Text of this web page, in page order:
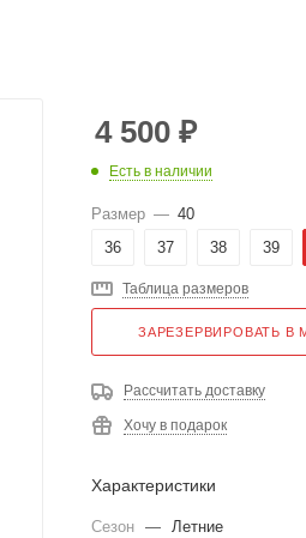
4 500 ₽
Есть в наличии
Размер — 40
36
37 38 39
Таблица размеров
ЗАРЕЗЕРВИРОВАТЬ В
Рассчитать доставку
Хочу в подарок
Характеристики
Сезон — Летние